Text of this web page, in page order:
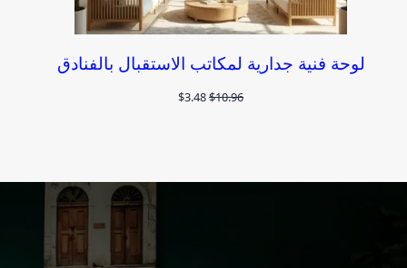
لوحة فنية جدارية لمكاتب الاستقبال بالفنادق
$10.96 السعر
$3.48 السعر